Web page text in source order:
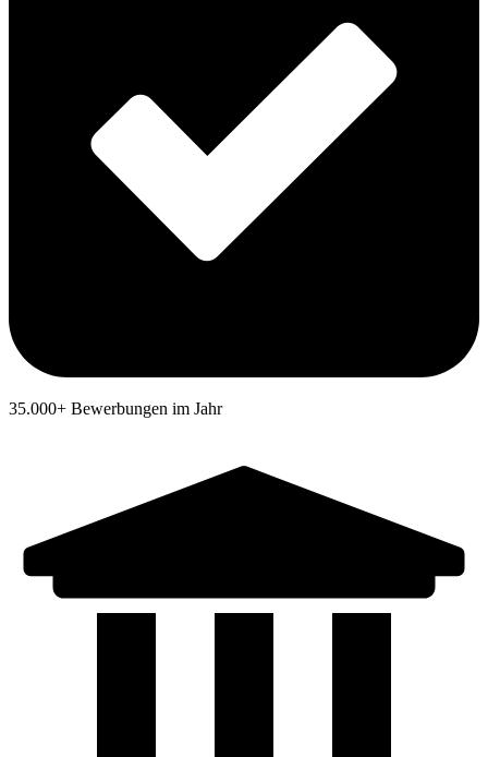
35.000+ Bewerbungen im Jahr